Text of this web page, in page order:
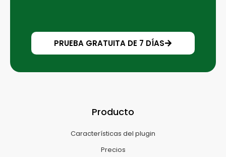
PRUEBA GRATUITA DE 7 DÍAS
Producto
Características del plugin
Precios